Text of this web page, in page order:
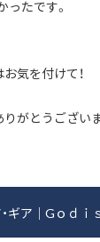
たです。
気を付けて！
がとうござい
ギア｜Gｏｄｉ